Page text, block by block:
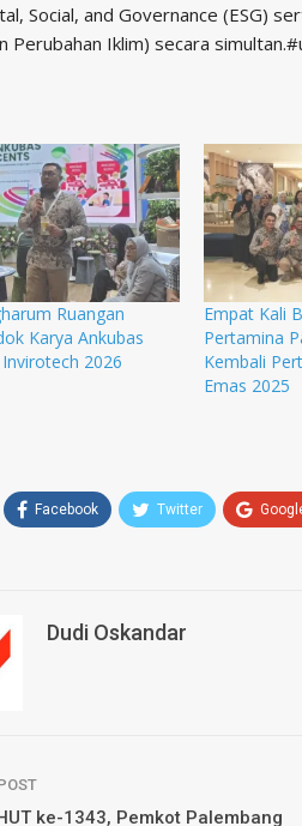
Social, and Governance (ESG)
Perubahan Iklim) secara
Ruangan
Karya Ankubas
2026
Empat Kali
Pertamina
Kembali
Emas 2025
Facebook Twitter
Dudi Oskandar
ke-1343, Pemkot Palembang